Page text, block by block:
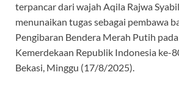
terpancar dari wajah Aqila Rajwa
menunaikan tugas sebagai pembawa
Pengibaran Bendera Merah Putih
Kemerdekaan Republik Indonesia ke-
Bekasi, Minggu (17/8/2025).